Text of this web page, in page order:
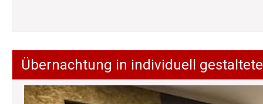
Übernachtung in individuell